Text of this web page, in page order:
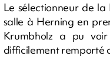
Le sélectionneur de la
salle à Herning en
Krumbholz a pu
difficilement remporté